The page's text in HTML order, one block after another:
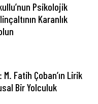
Psikolojik
Karanlık
Fatih Çoban’ın Lirik
Bir Yolculuk